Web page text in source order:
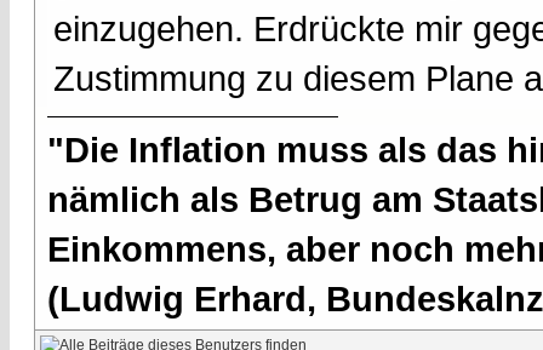
einzugehen. Erdrückte mir
Zustimmung zu diesem Plane
"Die Inflation muss als das
nämlich als Betrug am
Einkommens, aber noch
(Ludwig Erhard,